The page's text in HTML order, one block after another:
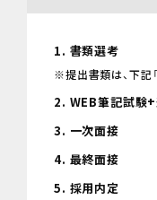
1. 書類選考
※提出書類は、下記
2. WEB筆記試験+
3. 一次面接
4. 最終面接
5. 採用内定